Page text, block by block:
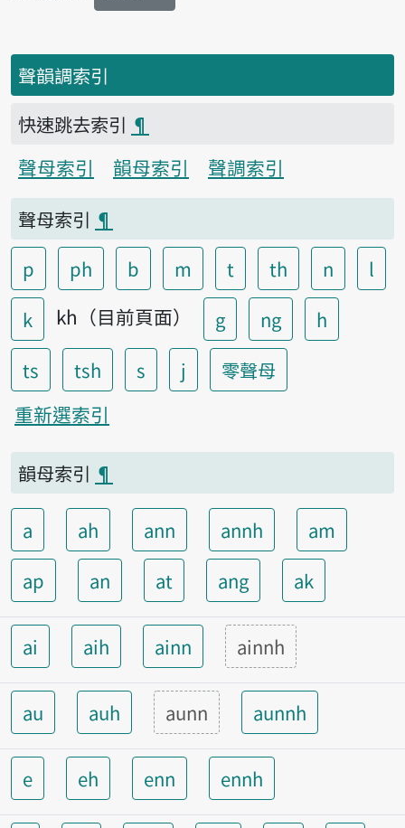
聲韻調索引
快速跳去索引 ¶
聲母索引
韻母索引
聲調索引
聲母索引 ¶
p
ph b m t th n
l
k
kh（目前頁面） g ng
h
ts
tsh s j
零聲母
重新選索引
韻母索引 ¶
a ah ann annh
am
ap
an at ang ak
ai aih ainn ainnh
au auh aunn aunnh
e eh enn ennh